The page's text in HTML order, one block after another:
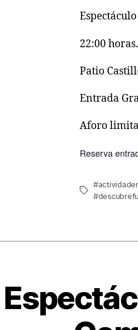
22:00 horas.
Patio
Entrada
Aforo
Reserva